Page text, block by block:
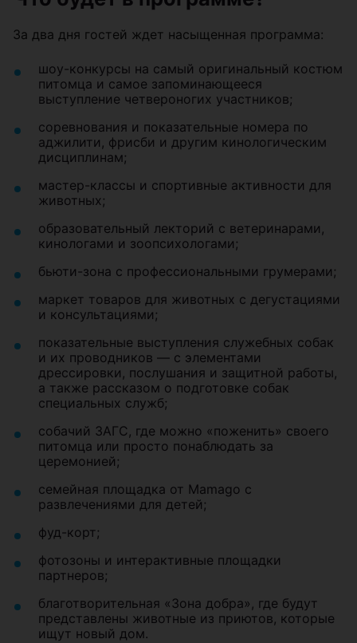
За два дня гостей ждет насыщенная программа:
шоу-конкурсы на самый оригинальный костюм
питомца и самое запоминающееся
выступление четвероногих участников;
соревнования и показательные номера по
аджилити, фрисби и другим кинологическим
дисциплинам;
мастер-классы и спортивные активности для
животных;
образовательный лекторий с ветеринарами,
кинологами и зоопсихологами;
бьюти-зона с профессиональными грумерами;
маркет товаров для животных с дегустациями
и консультациями;
показательные выступления служебных собак
и их проводников — с элементами
дрессировки, послушания и защитной работы,
а также рассказом о подготовке собак
специальных служб;
собачий ЗАГС, где можно «поженить» своего
питомца или просто понаблюдать за
церемонией;
семейная площадка от Mamago с
развлечениями для детей;
фуд-корт;
фотозоны и интерактивные площадки
партнеров;
благотворительная «Зона добра», где будут
представлены животные из приютов, которые
ищут новый дом.